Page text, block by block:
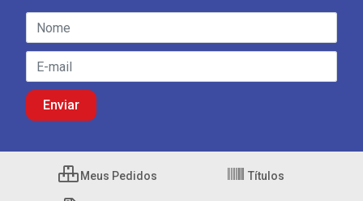
Meus Pedidos Títulos